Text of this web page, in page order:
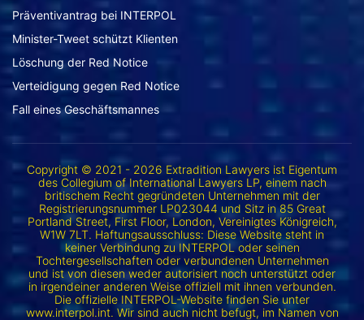
Präventivantrag bei INTERPOL
Minister-Tweet schützt Klienten
Löschung der Red Notice
Verteidigung gegen Red Notice
Fall eines Geschäftsmannes
Copyright © 2021 - 2026 Extradition Lawyers ist Eigentum
des Collegium of International Lawyers LP, einem nach
britischem Recht gegründeten Unternehmen mit der
Registrierungsnummer LP023044 und Sitz in 85 Great
Portland Street, First Floor, London, Vereinigtes Königreich,
W1W 7LT. Haftungsausschluss: Diese Website steht in
keiner Verbindung zu INTERPOL oder seinen
Tochtergesellschaften oder verbundenen Unternehmen
und ist von diesen weder autorisiert noch unterstützt oder
in irgendeiner anderen Weise offiziell mit ihnen verbunden.
Die offizielle INTERPOL-Website finden Sie unter
www.interpol.int. Wir sind auch nicht befugt, im Namen von